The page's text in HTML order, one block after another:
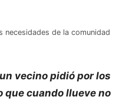
necesidades de la comunidad
vecino pidió por los
que cuando llueve no